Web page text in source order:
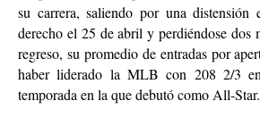
su carrera, saliendo por una
derecho el 25 de abril y perdiéndose dos
regreso, su promedio de entradas por
haber liderado la MLB con 208 2/3
temporada en la que debutó como All-Star.